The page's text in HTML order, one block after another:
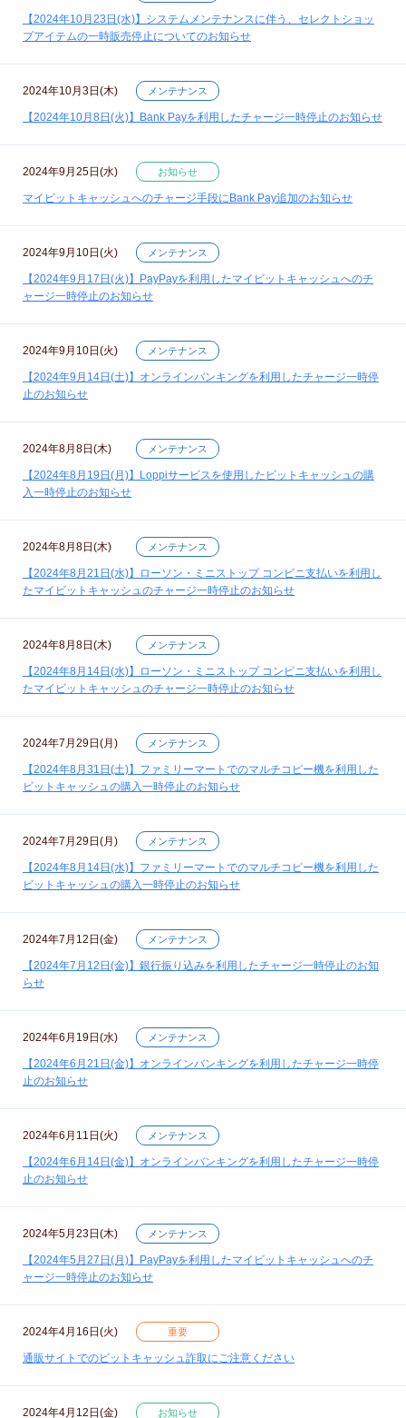
【2024年10月23日(水)】システムメンテナンスに伴う、セレクトショッ
プアイテムの一時販売停止についてのお知らせ
2024年10月3日(木) メンテナンス
【2024年10月8日(火)】Bank Payを利用したチャージ一時停止のお知らせ
2024年9月25日(水) お知らせ
マイビットキャッシュへのチャージ手段にBank Pay追加のお知らせ
2024年9月10日(火) メンテナンス
【2024年9月17日(火)】PayPayを利用したマイビットキャッシュへのチ
ャージ一時停止のお知らせ
2024年9月10日(火) メンテナンス
【2024年9月14日(土)】オンラインバンキングを利用したチャージ一時停
止のお知らせ
2024年8月8日(木) メンテナンス
【2024年8月19日(月)】Loppiサービスを使用したビットキャッシュの購
入一時停止のお知らせ
2024年8月8日(木) メンテナンス
【2024年8月21日(水)】ローソン・ミニストップ コンビニ支払いを利用し
たマイビットキャッシュのチャージ一時停止のお知らせ
2024年8月8日(木) メンテナンス
【2024年8月14日(水)】ローソン・ミニストップ コンビニ支払いを利用し
たマイビットキャッシュのチャージ一時停止のお知らせ
2024年7月29日(月) メンテナンス
【2024年8月31日(土)】ファミリーマートでのマルチコピー機を利用した
ビットキャッシュの購入一時停止のお知らせ
2024年7月29日(月) メンテナンス
【2024年8月14日(水)】ファミリーマートでのマルチコピー機を利用した
ビットキャッシュの購入一時停止のお知らせ
2024年7月12日(金) メンテナンス
【2024年7月12日(金)】銀行振り込みを利用したチャージ一時停止のお知
らせ
2024年6月19日(水) メンテナンス
【2024年6月21日(金)】オンラインバンキングを利用したチャージ一時停
止のお知らせ
2024年6月11日(火) メンテナンス
【2024年6月14日(金)】オンラインバンキングを利用したチャージ一時停
止のお知らせ
2024年5月23日(木) メンテナンス
【2024年5月27日(月)】PayPayを利用したマイビットキャッシュへのチ
ャージ一時停止のお知らせ
2024年4月16日(火) 重要
通販サイトでのビットキャッシュ詐取にご注意ください
2024年4月12日(金) お知らせ